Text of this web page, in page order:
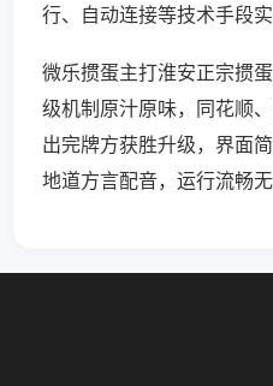
行、自动连接等技术手段实
微乐掼蛋主打淮安正宗掼
级机制原汁原味，同花顺
出完牌方获胜升级，界面
地道方言配音，运行流畅